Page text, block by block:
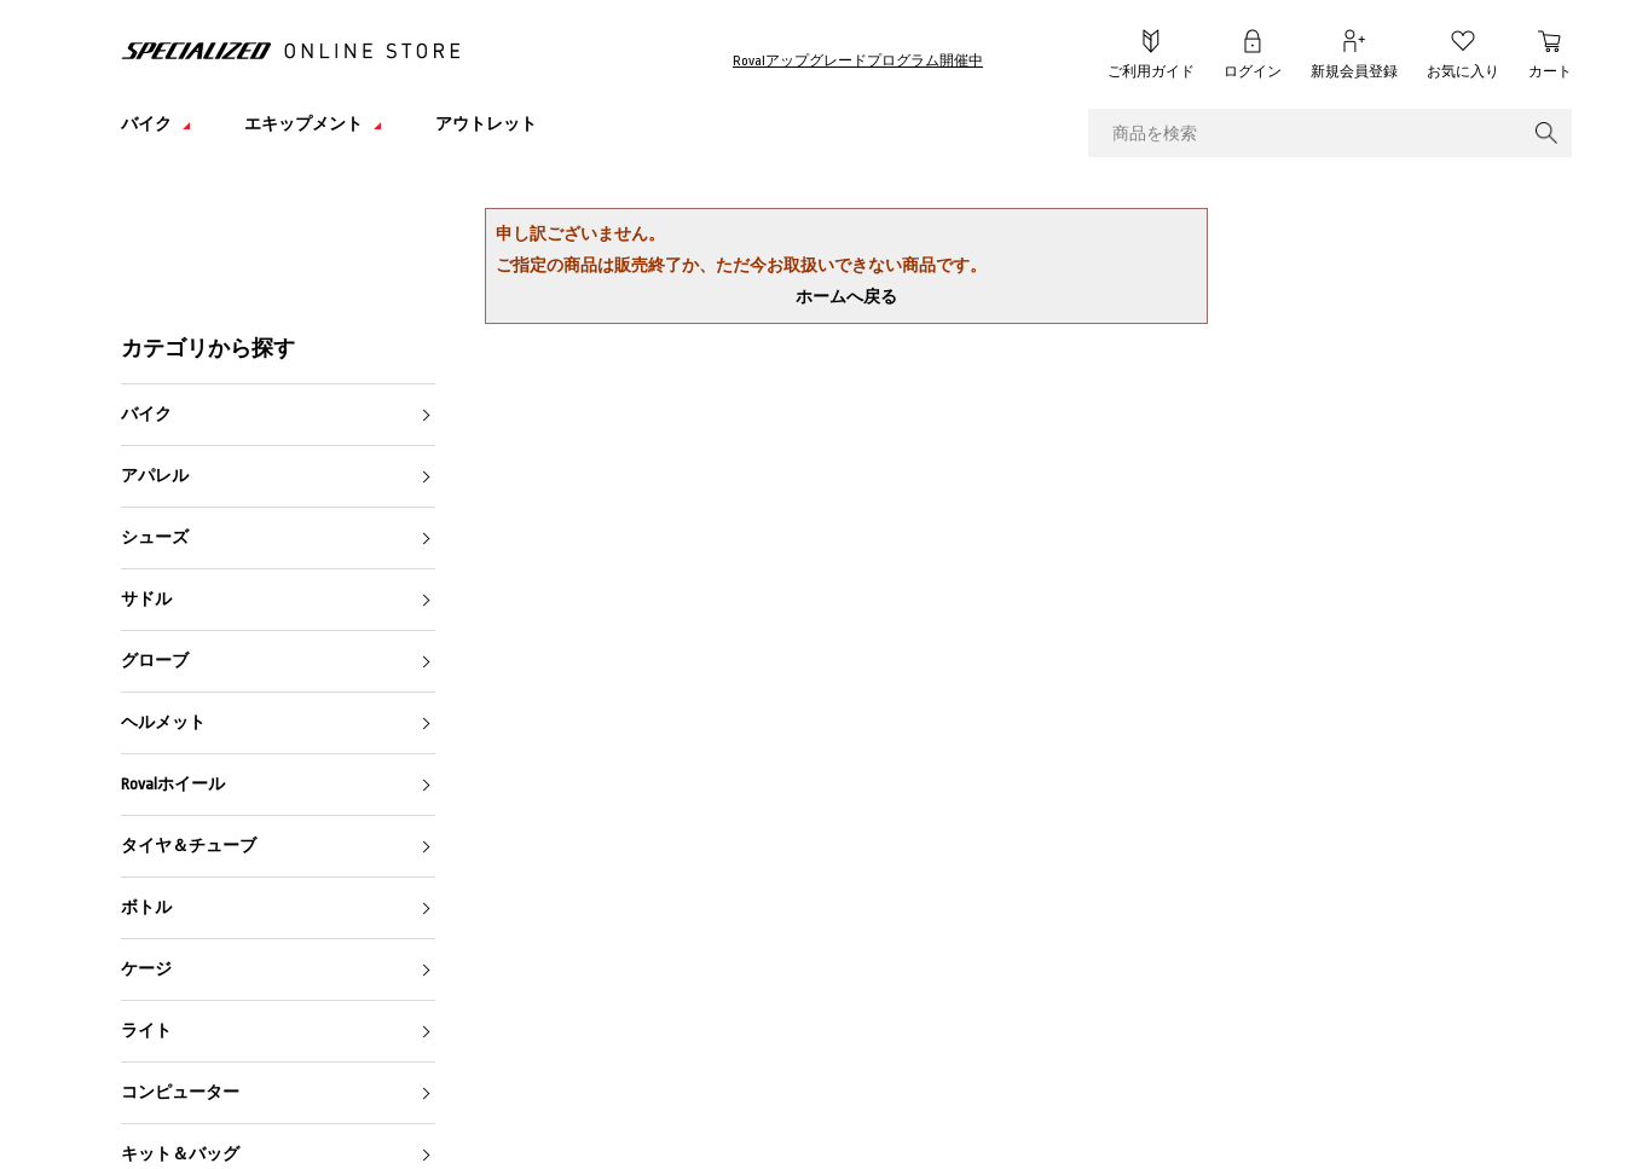
Rovalアップグレードプログラム開催中
ご利用ガイド ログイン 新規会員登録 お気に入り カート
バイク エキップメント アウトレット
申し訳ございません。
ご指定の商品は販売終了か、ただ今お取扱いできない商品です。
ホームへ戻る
カテゴリから探す
バイク
アパレル
シューズ
サドル
グローブ
ヘルメット
Rovalホイール
タイヤ＆チューブ
ボトル
ケージ
ライト
コンピューター
キット＆バッグ